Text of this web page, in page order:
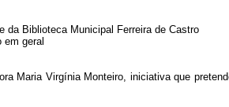
da Biblioteca Municipal Ferreira de Castro
em geral
Maria Virgínia Monteiro, iniciativa que